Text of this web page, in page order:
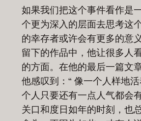
如果我们把这个事件看作是
个更为深入的层面去思考这
的幸存者或许会有更多的意
留下的作品中，他让很多人
的方面。在他的最后一篇文
他感叹到：“ 像一个人样地
个人只要还有一点人气都会
关口和度日如年的时刻，也